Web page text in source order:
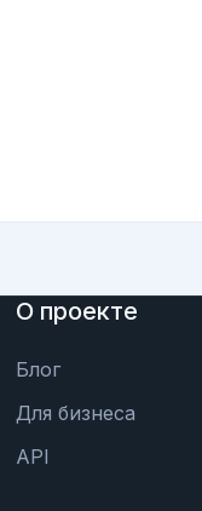
О проекте
Блог
Для бизнеса
API